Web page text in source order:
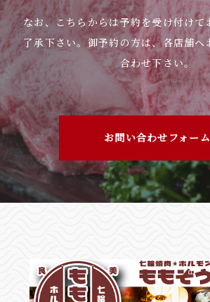
2025.11.27
越
🍻忘年会ご予約のお
忘年会のご予約受付中です🍻
おかげさまで、例年通り週末や連
会のご予約・お問い合わせを大変
すので、ご検討中のお客様はお早
スメ致します🙇‍♂️
ご予約はお電話またはWeb予約に
す📝
是非、たくさんのご来店お待ちし
『公式LINE』
▶︎https://page.line.me/
なお、こちらからは予約を受け付け
了承下さい。御予約の方は、各店舗へ
合わせ下さい。
お問い合わせフォーム